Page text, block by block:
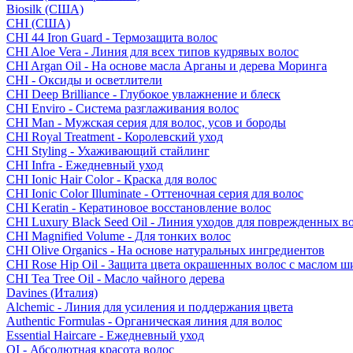
Biosilk (США)
CHI (США)
CHI 44 Iron Guard - Термозащита волос
CHI Aloe Vera - Линия для всех типов кудрявых волос
CHI Argan Oil - На основе масла Арганы и дерева Моринга
CHI - Оксиды и осветлители
CHI Deep Brilliance - Глубокое увлажнение и блеск
CHI Enviro - Система разглаживания волос
CHI Man - Мужская серия для волос, усов и бороды
CHI Royal Treatment - Королевский уход
CHI Styling - Ухаживающий стайлинг
CHI Infra - Ежедневный уход
CHI Ionic Hair Color - Краска для волос
CHI Ionic Color Illuminate - Оттеночная серия для волос
CHI Keratin - Кератиновое восстановление волос
CHI Luxury Black Seed Oil - Линия уходов для поврежденных
CHI Magnified Volume - Для тонких волос
CHI Olive Organics - На основе натуральных ингредиентов
CHI Rose Hip Oil - Защита цвета окрашенных волос с маслом
CHI Tea Tree Oil - Масло чайного дерева
Davines (Италия)
Alchemic - Линия для усиления и поддержания цвета
Authentic Formulas - Органическая линия для волос
Essential Haircare - Eжедневный уход
OI - Абсолютная красота волос